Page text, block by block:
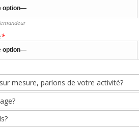
*
mesure, parlons de votre activité?